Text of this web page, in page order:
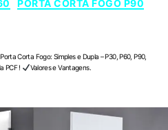
PORTA CORTA FOGO P90
Corta Fogo: Simples e Dupla – P30, P60, P90,
PCF ! Valores e Vantagens.